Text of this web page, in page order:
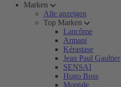
Marken
Alle anzeigen
Top Marken
Lancôme
Armani
Kérastase
Jean Paul Gaultier
SENSAI
Hugo Boss
Montale